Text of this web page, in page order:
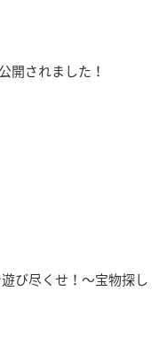
開されました！
び尽くせ！～宝物探し